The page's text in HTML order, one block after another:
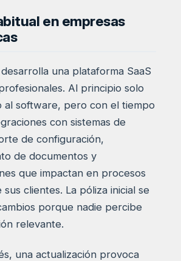
en empresas
una plataforma SaaS
Al principio solo
al software, pero con el tiempo
con sistemas de
de configuración,
de documentos y
que impactan en procesos
clientes. La póliza inicial se
porque nadie percibe
relevante.
una actualización provoca